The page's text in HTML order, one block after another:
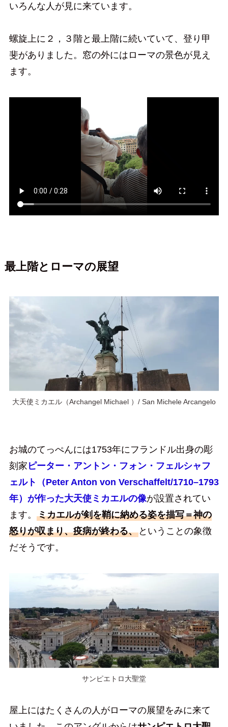
いろんな人が見に来ています。
螺旋上に２，３階と最上階に続いていて、登り甲
斐がありました。窓の外にはローマの景色が見え
ます。
最上階とローマの展望
大天使ミカエル（Archangel Michael ）/ San Michele Arcangelo
お城のてっぺんには1753年にフランドル出身の彫
刻家 ピーター・アントン・フォン・フェルシャフ
ェルト（Peter Anton von Verschaffelt/1710–1793
年）が作った大天使ミカエルの像が設置されてい
ます。 ミカエルが剣を鞘に納める姿を描写＝神の
怒りが収まり、疫病が終わる、ということの象徴
だそうです。
サンピエトロ大聖堂
屋上にはたくさんの人がローマの展望をみに来て